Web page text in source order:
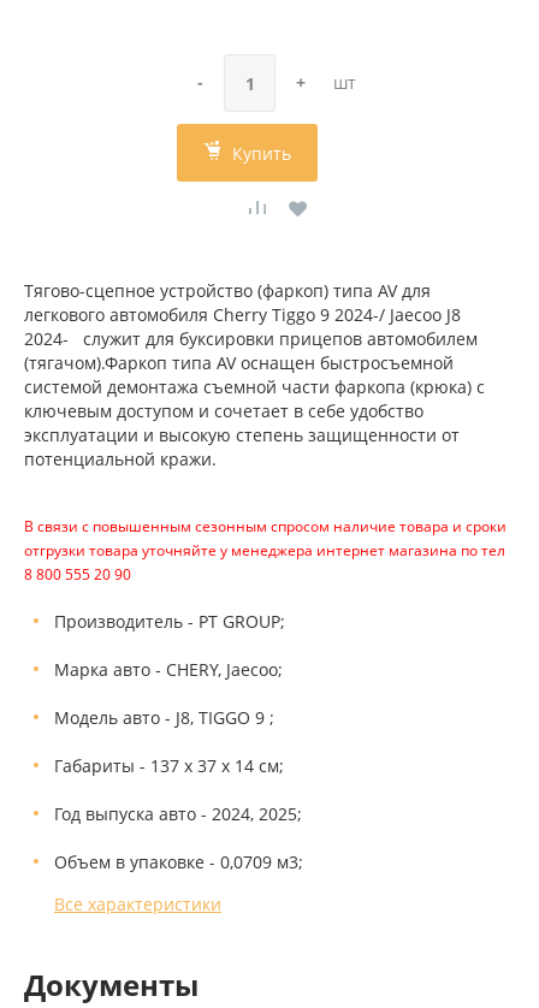
- + шт
Купить
Тягово-сцепное устройство (фаркоп) типа AV для
легкового автомобиля Cherry Tiggo 9 2024-/ Jaecoo J8
2024- служит для буксировки прицепов автомобилем
(тягачом).Фаркоп типа AV оснащен быстросъемной
системой демонтажа съемной части фаркопа (крюка) с
ключевым доступом и сочетает в себе удобство
эксплуатации и высокую степень защищенности от
потенциальной кражи.
В связи с повышенным сезонным спросом наличие товара и сроки
отгрузки товара уточняйте у менеджера интернет магазина по тел
8 800 555 20 90
Производитель - PT GROUP;
Марка авто - CHERY, Jaecoo;
Модель авто - J8, TIGGO 9 ;
Габариты - 137 х 37 х 14 см;
Год выпуска авто - 2024, 2025;
Объем в упаковке - 0,0709 м3;
Все характеристики
Документы